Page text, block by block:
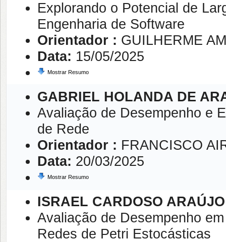
Explorando o Potencial de
Engenharia de Software
Orientador : GUILHERME
Data: 15/05/2025
Mostrar Resumo
GABRIEL HOLANDA DE
Avaliação de Desempenho e
de Rede
Orientador : FRANCISCO
Data: 20/03/2025
Mostrar Resumo
ISRAEL CARDOSO ARAÚJO
Avaliação de Desempenho
Redes de Petri Estocásticas